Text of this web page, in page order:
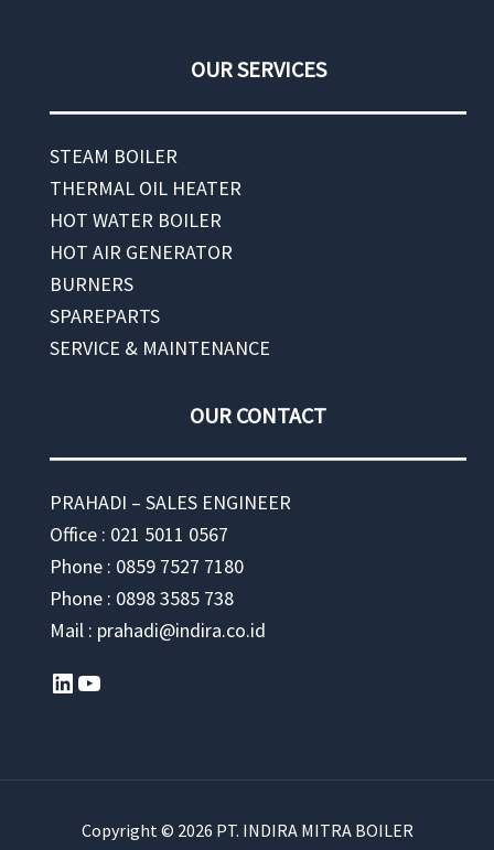
OUR SERVICES
STEAM BOILER
THERMAL OIL HEATER
HOT WATER BOILER
HOT AIR GENERATOR
BURNERS
SPAREPARTS
SERVICE & MAINTENANCE
OUR CONTACT
PRAHADI – SALES ENGINEER
Office : 021 5011 0567
Phone : 0859 7527 7180
Phone : 0898 3585 738
Mail : prahadi@indira.co.id
LinkedIn YouTube
Copyright © 2026 PT. INDIRA MITRA BOILER